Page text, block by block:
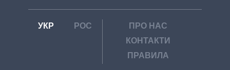
УКР РОС
ПРО НАС
КОНТАКТИ
ПРАВИЛА